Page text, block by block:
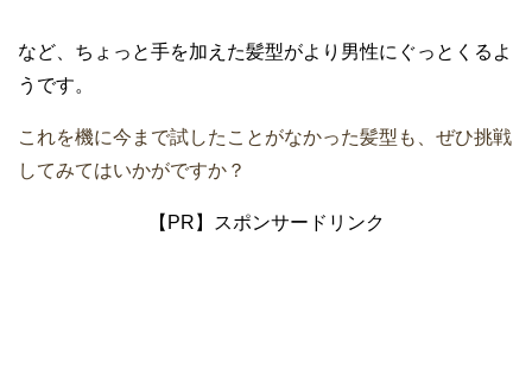
など、ちょっと手を加えた髪型がより男性にぐっとくるよ
うです。
これを機に今まで試したことがなかった髪型も、ぜひ挑戦
してみてはいかがですか？
【PR】スポンサードリンク